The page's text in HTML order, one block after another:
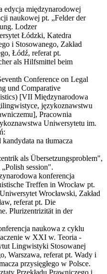
edycja międzynarodowej
naukowej pt. „Felder der
Lodzer
Łódzki, Katedra
i Stosowanego, Zakład
Łódź, referat pt.
als Hilfsmittel beim
Conference on Legal
und Comparative
[VII Międzynarodowa
językoznawstwu
Pracownia
Uniwersytetu im.
na tłumacza
als Übersetzungsproblem",
session".
konferencja
Treffen in Wrocław pt.
Wrocławski, Zakład
referat pt. Die
Plurizentrizität in der
naukowa z cyklu
w XXI w. Teoria -
Lingwistyki Stosowanej
Warszawa, referat pt. Wady i
przysięgłego w Polsce.